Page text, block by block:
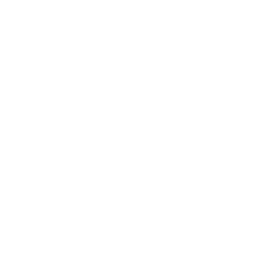
了承ください。
をご了承くださ
です。
ず変更すること
) : 1000ppm、
、